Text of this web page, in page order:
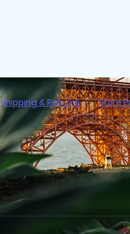
Shipping & Returns Store